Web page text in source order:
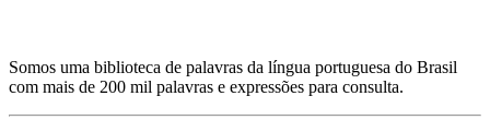
Somos uma biblioteca de palavras da língua portuguesa do Brasil
com mais de 200 mil palavras e expressões para consulta.